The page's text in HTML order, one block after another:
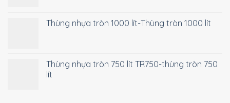
Thùng nhựa tròn 1000 lít-Thùng tròn 1000 lít
Thùng nhựa tròn 750 lít TR750-thùng tròn 750
lít